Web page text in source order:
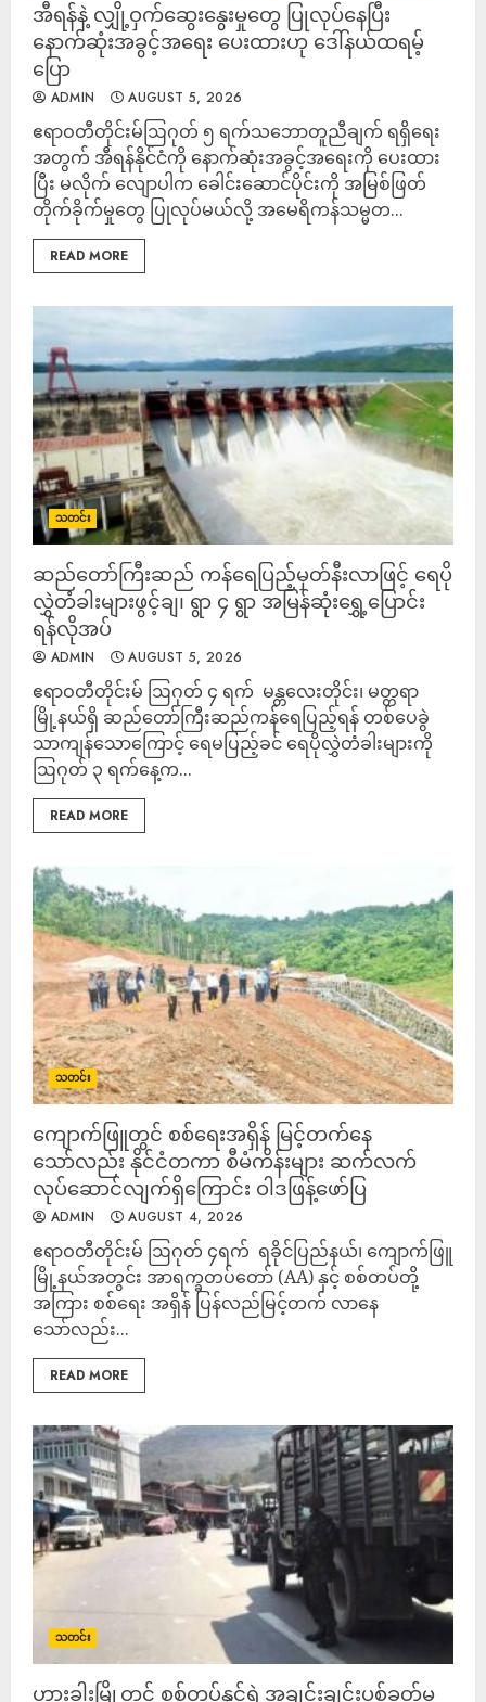
အီရန်နဲ့ လျှို့ဝှက်ဆွေးနွေးမှုတွေ ပြုလုပ်နေပြီး
နောက်ဆုံးအခွင့်အရေး ပေးထားဟု ဒေါ်နယ်ထရမ့်
ပြော
ADMIN AUGUST 5, 2026
ဧရာဝတီတိုင်းမ်ဩဂုတ် ၅ ရက်သဘောတူညီချက် ရရှိရေး
အတွက် အီရန်နိုင်ငံကို နောက်ဆုံးအခွင့်အရေးကို ပေးထား
ပြီး မလိုက် လျောပါက ခေါင်းဆောင်ပိုင်းကို အမြစ်ဖြတ်
တိုက်ခိုက်မှုတွေ ပြုလုပ်မယ်လို့ အမေရိကန်သမ္မတ...
READ MORE
သတင်း
‎ဆည်တော်ကြီးဆည် ကန်ရေပြည့်မှတ်နီးလာဖြင့် ‎ရေပို
လွှဲတံခါးများဖွင့်ချ၊ ရွာ ၄ ရွာ အမြန်ဆုံးရွှေ့ပြောင်း
ရန်လိုအပ်
ADMIN AUGUST 5, 2026
ဧရာဝတီတိုင်းမ် ‎ဩဂုတ် ၄ ရက် ‎ မန္တလေးတိုင်း၊ မတ္တရာ
မြို့နယ်ရှိ ဆည်တော်ကြီးဆည်ကန်ရေပြည့်ရန် တစ်ပေခွဲ
သာကျန်သောကြောင့် ရေမပြည့်ခင် ရေပိုလွှဲတံခါးများကို
ဩဂုတ် ၃ ရက်နေ့က...
READ MORE
သတင်း
ကျောက်ဖြူတွင် စစ်ရေးအရှိန် မြင့်တက်နေ
သော်လည်း နိုင်ငံတကာ စီမံကိန်းများ ဆက်လက်
လုပ်ဆောင်လျက်ရှိကြောင်း ဝါဒဖြန့်ဖော်ပြ
ADMIN AUGUST 4, 2026
ဧရာဝတီတိုင်းမ် ‎ဩဂုတ် ၄ရက် ‎ ရခိုင်ပြည်နယ်၊ ကျောက်ဖြူ
မြို့နယ်အတွင်း အာရက္ခတပ်တော် (AA) နှင့် စစ်တပ်တို့
အကြား စစ်ရေး အရှိန် ပြန်လည်မြင့်တက် လာနေ
သော်လည်း...
READ MORE
သတင်း
ဟားခါးမြို့တွင် စစ်တပ်နှင့်ရဲ အချင်းချင်းပစ်ခတ်မှု